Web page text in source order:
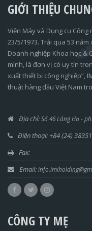
GIỚI THIỆU
Viện Máy và Dụng cụ
23/5/1973. Trải qua 53
Doanh nghiệp Khoa học &
mình, là đơn vị có uy tín
xuất thiết bị công nghiệp”,
thuật hàng đầu Việt Nam
Địa chỉ:Số 46 Láng Hạ-
Điện thoại: +84 (24)
Fax:
Email:
CÔNG TY MẸ